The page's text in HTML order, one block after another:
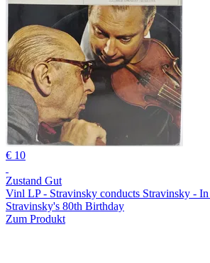
€ 10
Zustand Gut
Vinl LP - Stravinsky conducts Stravinsky -
Stravinsky's 80th Birthday
Zum Produkt